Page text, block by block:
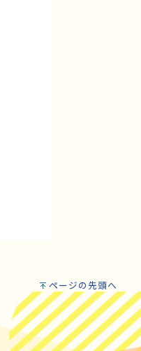
ページの先頭へ